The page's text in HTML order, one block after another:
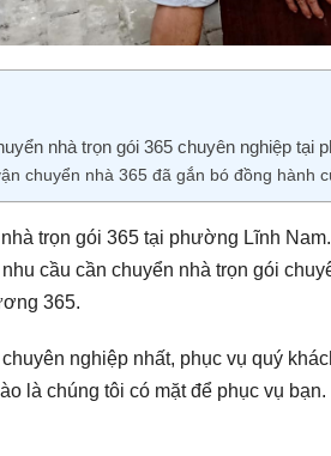
nhà trọn gói 365 chuyên nghiệp tại
chuyển nhà 365 đã gắn bó đồng hành
trọn gói 365 tại phường Lĩnh
cầu cần chuyển nhà trọn gói
365.
nghiệp nhất, phục vụ quý
là chúng tôi có mặt để phục vụ